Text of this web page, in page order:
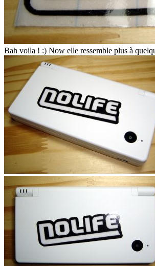
Bah voila ! :) Now elle ressemble plus à